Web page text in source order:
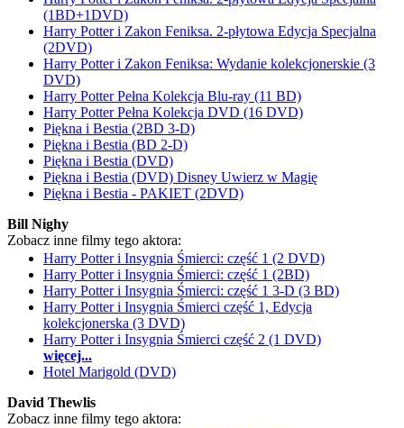
(1BD+1DVD)
Harry Potter i Zakon Feniksa. 2-płytowa Edycja Specjalna
(2DVD)
Harry Potter i Zakon Feniksa: Wydanie kolekcjonerskie (3
DVD)
Harry Potter Pełna Kolekcja Blu-ray (11 BD)
Harry Potter Pełna Kolekcja DVD (16 DVD)
Piękna i Bestia (2BD 3-D)
Piękna i Bestia (BD 2-D)
Piękna i Bestia (DVD)
Piękna i Bestia (DVD) Disney Uwierz w Magię
Piękna i Bestia - PAKIET (2DVD)
Bill Nighy
Zobacz inne filmy tego aktora:
Harry Potter i Insygnia Śmierci: część 1 (2 DVD)
Harry Potter i Insygnia Śmierci: część 1 (2BD)
Harry Potter i Insygnia Śmierci: część 1 3-D (3 BD)
Harry Potter i Insygnia Śmierci część 1, Edycja
kolekcjonerska (3 DVD)
Harry Potter i Insygnia Śmierci część 2 (1 DVD)
więcej...
Hotel Marigold (DVD)
David Thewlis
Zobacz inne filmy tego aktora: